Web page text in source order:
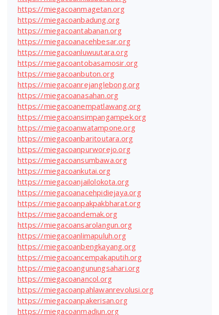
https://miegacoanmagetan.org
https://miegacoanbadung.org
https://miegacoantabanan.org
https://miegacoanacehbesar.org
https://miegacoanluwuutara.org
https://miegacoantobasamosir.org
https://miegacoanbuton.org
https://miegacoanrejanglebong.org
https://miegacoanasahan.org
https://miegacoanempatlawang.org
https://miegacoansimpangampek.org
https://miegacoanwatampone.org
https://miegacoanbaritoutara.org
https://miegacoanpurworejo.org
https://miegacoansumbawa.org
https://miegacoankutai.org
https://miegacoanjailolokota.org
https://miegacoanacehpidiejaya.org
https://miegacoanpakpakbharat.org
https://miegacoandemak.org
https://miegacoansarolangun.org
https://miegacoanlimapuluh.org
https://miegacoanbengkayang.org
https://miegacoancempakaputih.org
https://miegacoangunungsahari.org
https://miegacoanancol.org
https://miegacoanpahlawanrevolusi.org
https://miegacoanpakerisan.org
https://miegacoanmadiun.org